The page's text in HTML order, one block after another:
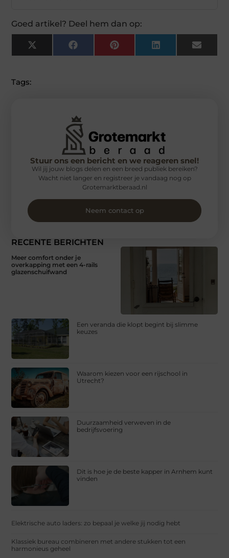
Goed artikel? Deel hem dan op:
X
(Twitter)
FacebookPinterest LinkedIn Email
Tags:
RECENTE BERICHTEN
Meer comfort onder je
overkapping met een 4-rails
glazenschuifwand
Een veranda die klopt begint bij slimme
keuzes
Waarom kiezen voor een rijschool in
Utrecht?
Duurzaamheid verweven in de
bedrijfsvoering
Dit is hoe je de beste kapper in Arnhem kunt
vinden
Elektrische auto laders: zo bepaal je welke jij nodig hebt
Klassiek bureau combineren met andere stukken tot een
harmonieus geheel
Stuur ons een bericht en we reageren snel!
Wil jij jouw blogs delen en een breed publiek bereiken?
Wacht niet langer en registreer je vandaag nog op
Grotemarktberaad.nl
Neem contact op